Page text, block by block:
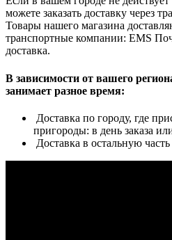
можете заказать доставку через
Товары нашего магазина
транспортные компании: EMS
доставка.
В зависимости от вашего
занимает разное время:
Доставка по городу, где
пригороды: в день заказа
Доставка в остальную